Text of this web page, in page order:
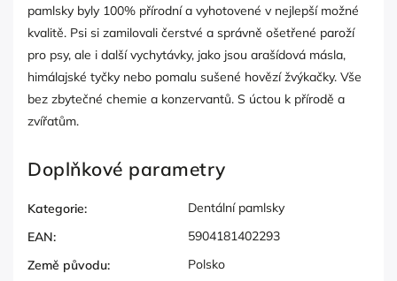
pamlsky byly 100% přírodní a vyhotovené v nejlepší možné
kvalitě. Psi si zamilovali čerstvé a správně ošetřené paroží
pro psy, ale i další vychytávky, jako jsou arašídová másla,
himálajské tyčky nebo pomalu sušené hovězí žvýkačky. Vše
bez zbytečné chemie a konzervantů. S úctou k přírodě a
zvířatům.
Doplňkové parametry
Kategorie:
Dentální pamlsky
EAN:
5904181402293
Země původu: Polsko